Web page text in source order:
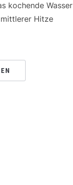
kochende Wasser
Hitze